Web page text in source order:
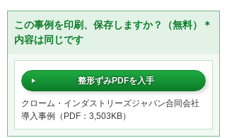
この事例を印刷、保存しますか？（無料）＊
内容は同じです
整形ずみPDFを入手
クローム・インダストリーズジャパン合同会社
導入事例（PDF：3,503KB）